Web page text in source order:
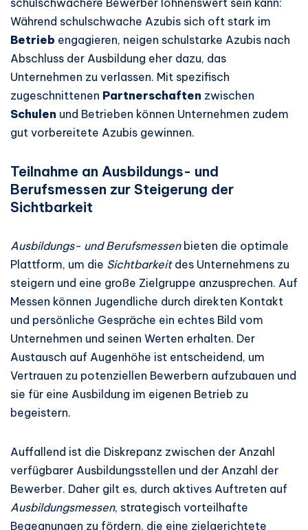
Während schulschwache Azubis sich oft stark im
Betrieb engagieren, neigen schulstarke Azubis nach
Abschluss der Ausbildung eher dazu, das
Unternehmen zu verlassen. Mit spezifisch
zugeschnittenen Partnerschaften zwischen
Schulen und Betrieben können Unternehmen zudem
gut vorbereitete Azubis gewinnen.
Teilnahme an Ausbildungs- und
Berufsmessen zur Steigerung der
Sichtbarkeit
Ausbildungs- und Berufsmessenbieten die optimale
Plattform, um die Sichtbarkeitdes Unternehmens zu
steigern und eine große Zielgruppe anzusprechen. Auf
Messen können Jugendliche durch direkten Kontakt
und persönliche Gespräche ein echtes Bild vom
Unternehmen und seinen Werten erhalten. Der
Austausch auf Augenhöhe ist entscheidend, um
Vertrauen zu potenziellen Bewerbern aufzubauen und
sie für eine Ausbildung im eigenen Betrieb zu
begeistern.
Auffallend ist die Diskrepanz zwischen der Anzahl
verfügbarer Ausbildungsstellen und der Anzahl der
Bewerber. Daher gilt es, durch aktives Auftreten auf
Ausbildungsmessen, strategisch vorteilhafte
Begegnungen zu fördern, die eine zielgerichtete